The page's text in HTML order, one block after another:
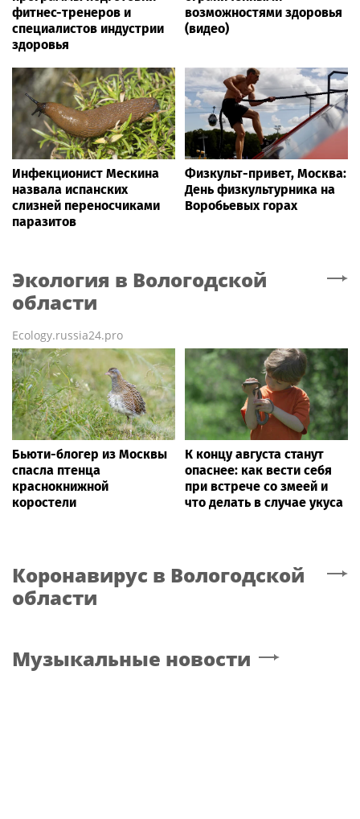
фитнес-тренеров и
специалистов индустрии
здоровья
возможностями здоровья
(видео)
Инфекционист Мескина
назвала испанских
слизней переносчиками
паразитов
Физкульт-привет, Москва:
День физкультурника на
Воробьевых горах
Экология в Вологодской
области
Ecology.russia24.pro
Бьюти-блогер из Москвы
спасла птенца
краснокнижной
коростели
К концу августа станут
опаснее: как вести себя
при встрече со змеей и
что делать в случае укуса
Коронавирус в Вологодской
области
Музыкальные новости